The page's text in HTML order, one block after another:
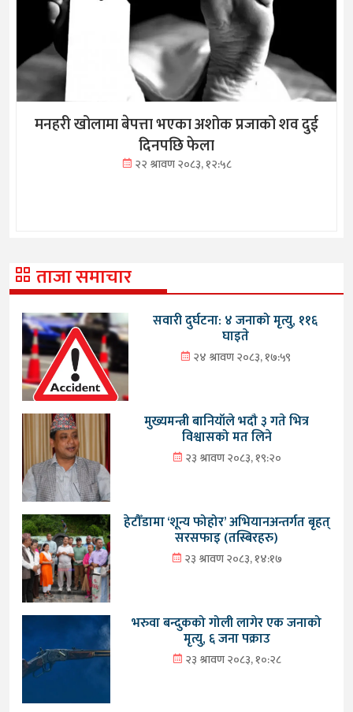
मनहरी खोलामा बेपत्ता भएका अशोक प्रजाको शव दुई
दिनपछि फेला
२२ श्रावण २०८३, १२:५८
ताजा समाचार
सवारी दुर्घटना: ४ जनाको मृत्यु, ११६
घाइते
२४ श्रावण २०८३, १७:५९
मुख्यमन्त्री बानियाँले भदौ ३ गते भित्र
विश्वासको मत लिने
२३ श्रावण २०८३, १९:२०
हेटौँडामा ‘शून्य फोहोर’ अभियानअन्तर्गत बृहत्
सरसफाइ (तस्बिरहरु)
२३ श्रावण २०८३, १४:१७
भरुवा बन्दुकको गोली लागेर एक जनाको
मृत्यु, ६ जना पक्राउ
२३ श्रावण २०८३, १०:२८